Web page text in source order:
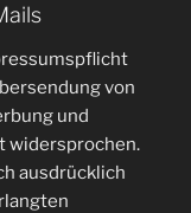
von
und
widersprochen.
ausdrücklich